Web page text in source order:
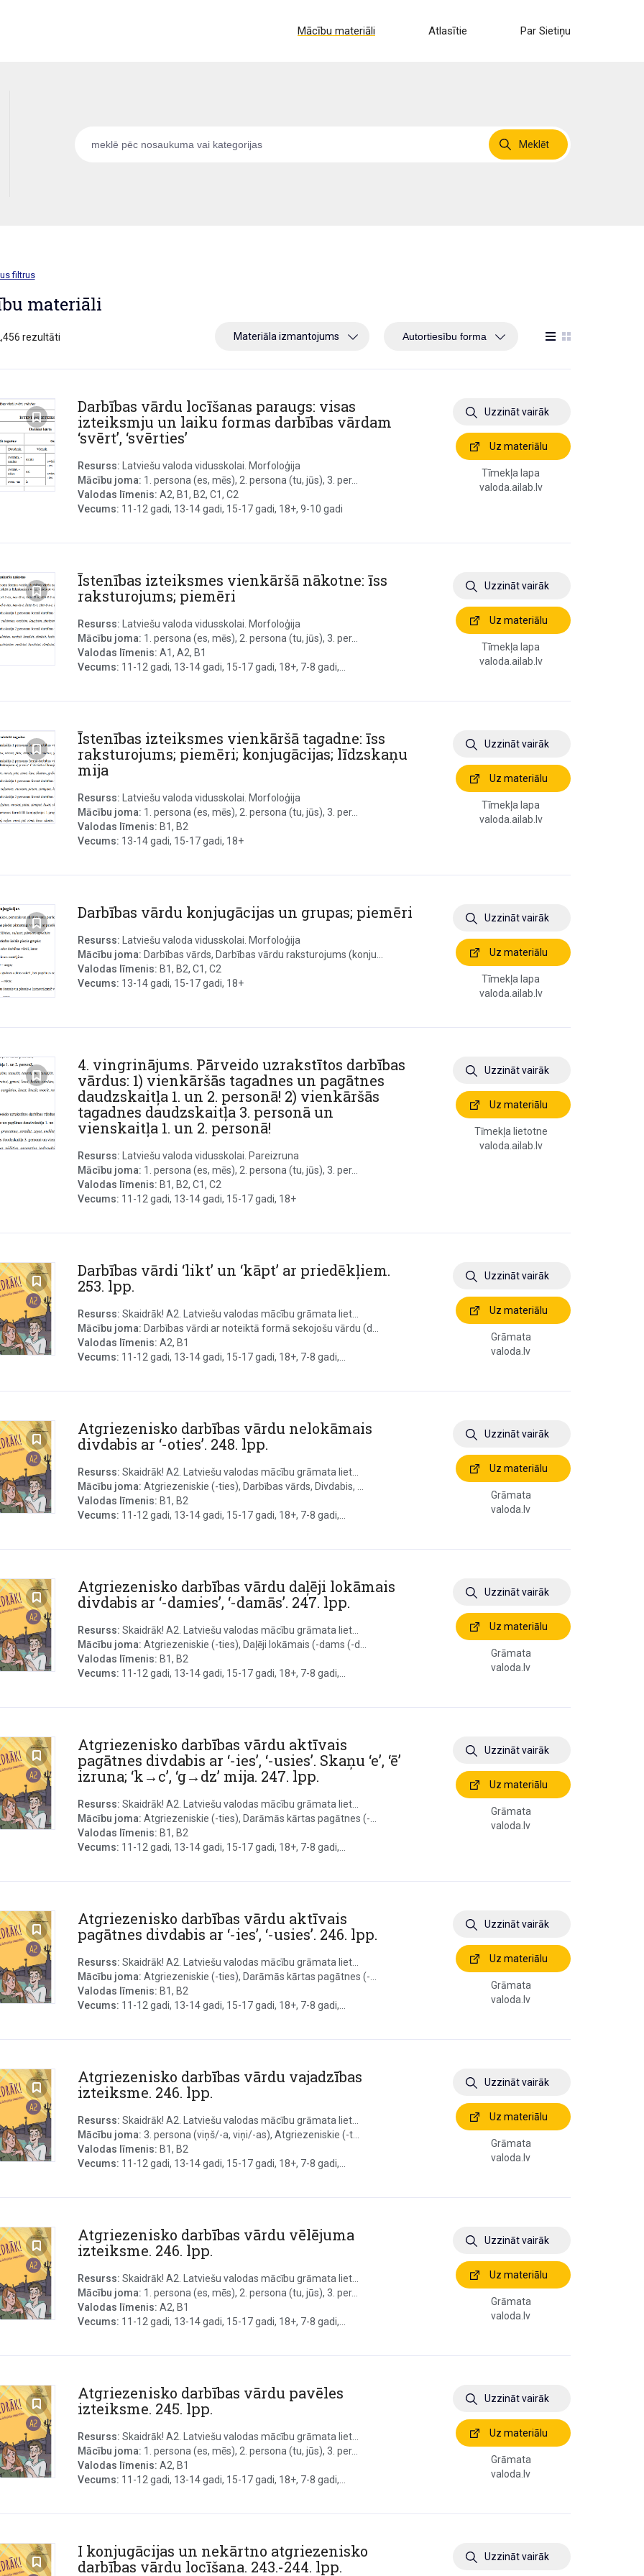
Mācību materiāli Atlasītie Par Sietiņu
Meklēt
filtrus
materiāli
rezultāti Materiāla izmantojums
Darbības vārdu locīšanas paraugs: visas
izteiksmju un laiku formas darbības vārdam
‘svērt’, ‘svērties’
Resurss: Latviešu valoda vidusskolai. Morfoloģija
Mācību joma: 1. persona (es, mēs), 2. persona (tu, jūs), 3. per...
Valodas līmenis: A2, B1, B2, C1, C2
Vecums: 11-12 gadi, 13-14 gadi, 15-17 gadi, 18+, 9-10 gadi
Uzzināt vairāk
Uz materiālu
Tīmekļa lapa
valoda.ailab.lv
Īstenības izteiksmes vienkāršā nākotne: īss
raksturojums; piemēri
Resurss: Latviešu valoda vidusskolai. Morfoloģija
Mācību joma: 1. persona (es, mēs), 2. persona (tu, jūs), 3. per...
Valodas līmenis: A1, A2, B1
Vecums: 11-12 gadi, 13-14 gadi, 15-17 gadi, 18+, 7-8 gadi,...
Uzzināt vairāk
Uz materiālu
Tīmekļa lapa
valoda.ailab.lv
Īstenības izteiksmes vienkāršā tagadne: īss
raksturojums; piemēri; konjugācijas; līdzskaņu
mija
Resurss: Latviešu valoda vidusskolai. Morfoloģija
Mācību joma: 1. persona (es, mēs), 2. persona (tu, jūs), 3. per...
Valodas līmenis: B1, B2
Vecums: 13-14 gadi, 15-17 gadi, 18+
Uzzināt vairāk
Uz materiālu
Tīmekļa lapa
valoda.ailab.lv
Darbības vārdu konjugācijas un grupas; piemēri
Resurss: Latviešu valoda vidusskolai. Morfoloģija
Mācību joma: Darbības vārds, Darbības vārdu raksturojums (konju...
Valodas līmenis: B1, B2, C1, C2
Vecums: 13-14 gadi, 15-17 gadi, 18+
Uzzināt vairāk
Uz materiālu
Tīmekļa lapa
valoda.ailab.lv
4. vingrinājums. Pārveido uzrakstītos darbības
vārdus: 1) vienkāršās tagadnes un pagātnes
daudzskaitļa 1. un 2. personā! 2) vienkāršās
tagadnes daudzskaitļa 3. personā un
vienskaitļa 1. un 2. personā!
Resurss: Latviešu valoda vidusskolai. Pareizruna
Mācību joma: 1. persona (es, mēs), 2. persona (tu, jūs), 3. per...
Valodas līmenis: B1, B2, C1, C2
Vecums: 11-12 gadi, 13-14 gadi, 15-17 gadi, 18+
Uzzināt vairāk
Uz materiālu
Tīmekļa lietotne
valoda.ailab.lv
Darbības vārdi ‘likt’ un ‘kāpt’ ar priedēkļiem.
253. lpp.
Resurss: Skaidrāk! A2. Latviešu valodas mācību grāmata liet...
Mācību joma: Darbības vārdi ar noteiktā formā sekojošu vārdu (d...
Valodas līmenis: A2, B1
Vecums: 11-12 gadi, 13-14 gadi, 15-17 gadi, 18+, 7-8 gadi,...
Uzzināt vairāk
Uz materiālu
Grāmata
valoda.lv
Atgriezenisko darbības vārdu nelokāmais
divdabis ar ‘-oties’. 248. lpp.
Resurss: Skaidrāk! A2. Latviešu valodas mācību grāmata liet...
Mācību joma: Atgriezeniskie (-ties), Darbības vārds, Divdabis, ...
Valodas līmenis: B1, B2
Vecums: 11-12 gadi, 13-14 gadi, 15-17 gadi, 18+, 7-8 gadi,...
Uzzināt vairāk
Uz materiālu
Grāmata
valoda.lv
Atgriezenisko darbības vārdu daļēji lokāmais
divdabis ar ‘-damies’, ‘-damās’. 247. lpp.
Resurss: Skaidrāk! A2. Latviešu valodas mācību grāmata liet...
Mācību joma: Atgriezeniskie (-ties), Daļēji lokāmais (-dams (-d...
Valodas līmenis: B1, B2
Vecums: 11-12 gadi, 13-14 gadi, 15-17 gadi, 18+, 7-8 gadi,...
Uzzināt vairāk
Uz materiālu
Grāmata
valoda.lv
Atgriezenisko darbības vārdu aktīvais
pagātnes divdabis ar ‘-ies’, ‘-usies’. Skaņu ‘e’, ‘ē’
izruna; ‘k→c’, ‘g→dz’ mija. 247. lpp.
Resurss: Skaidrāk! A2. Latviešu valodas mācību grāmata liet...
Mācību joma: Atgriezeniskie (-ties), Darāmās kārtas pagātnes (-...
Valodas līmenis: B1, B2
Vecums: 11-12 gadi, 13-14 gadi, 15-17 gadi, 18+, 7-8 gadi,...
Uzzināt vairāk
Uz materiālu
Grāmata
valoda.lv
Atgriezenisko darbības vārdu aktīvais
pagātnes divdabis ar ‘-ies’, ‘-usies’. 246. lpp.
Resurss: Skaidrāk! A2. Latviešu valodas mācību grāmata liet...
Mācību joma: Atgriezeniskie (-ties), Darāmās kārtas pagātnes (-...
Valodas līmenis: B1, B2
Vecums: 11-12 gadi, 13-14 gadi, 15-17 gadi, 18+, 7-8 gadi,...
Uzzināt vairāk
Uz materiālu
Grāmata
valoda.lv
Atgriezenisko darbības vārdu vajadzības
izteiksme. 246. lpp.
Resurss: Skaidrāk! A2. Latviešu valodas mācību grāmata liet...
Mācību joma: 3. persona (viņš/-a, viņi/-as), Atgriezeniskie (-t...
Valodas līmenis: B1, B2
Vecums: 11-12 gadi, 13-14 gadi, 15-17 gadi, 18+, 7-8 gadi,...
Uzzināt vairāk
Uz materiālu
Grāmata
valoda.lv
Atgriezenisko darbības vārdu vēlējuma
izteiksme. 246. lpp.
Resurss: Skaidrāk! A2. Latviešu valodas mācību grāmata liet...
Mācību joma: 1. persona (es, mēs), 2. persona (tu, jūs), 3. per...
Valodas līmenis: A2, B1
Vecums: 11-12 gadi, 13-14 gadi, 15-17 gadi, 18+, 7-8 gadi,...
Uzzināt vairāk
Uz materiālu
Grāmata
valoda.lv
Atgriezenisko darbības vārdu pavēles
izteiksme. 245. lpp.
Resurss: Skaidrāk! A2. Latviešu valodas mācību grāmata liet...
Mācību joma: 1. persona (es, mēs), 2. persona (tu, jūs), 3. per...
Valodas līmenis: A2, B1
Vecums: 11-12 gadi, 13-14 gadi, 15-17 gadi, 18+, 7-8 gadi,...
Uzzināt vairāk
Uz materiālu
Grāmata
valoda.lv
I konjugācijas un nekārtno atgriezenisko
darbības vārdu locīšana. 243.-244. lpp.
Uzzināt vairāk